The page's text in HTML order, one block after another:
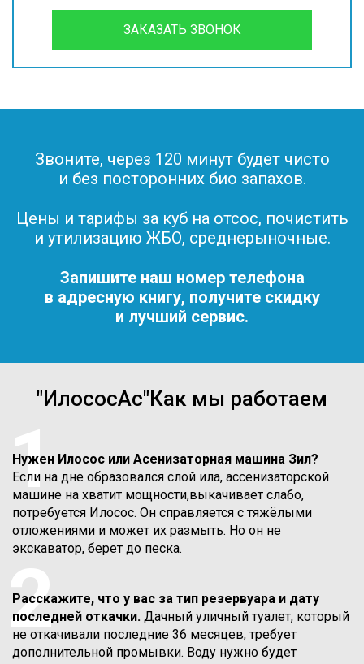
ЗАКАЗАТЬ ЗВОНОК
Звоните, через 120 минут будет чисто
и без посторонних био запахов.
Цены и тарифы за куб на отсос, почистить
и утилизацию ЖБО, среднерыночные.
Запишите наш номер телефона
в адресную книгу, получите скидку
и лучший сервис.
"ИлососАс"Как мы работаем
1
Нужен Илосос или Асенизаторная машина Зил?
Если на дне образовался слой ила, ассенизаторской
машине на хватит мощности,выкачивает слабо,
потребуется Илосос. Он справляется с тяжёлыми
отложениями и может их размыть. Но он не
экскаватор, берет до песка.
2
Расскажите, что у вас за тип резервуара и дату
последней откачки. Дачный уличный туалет, который
не откачивали последние 36 месяцев, требует
дополнительной промывки. Воду нужно будет